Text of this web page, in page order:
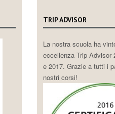
TRIP ADVISOR
La nostra scuola ha
eccellenza Trip Advisor
e 2017. Grazie a tutti i
nostri corsi!